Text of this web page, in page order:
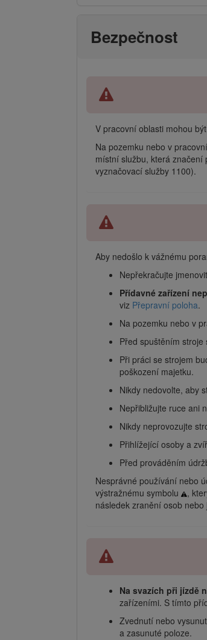
Bezpečnost
V pracovní oblasti mohou
Na pozemku nebo v
místní službu, která značení
vyznačovací služby 1100).
Aby nedošlo k vážnému
Nepřekračujte
Přídavné zařízení
viz Přepravní poloha.
Na pozemku nebo v
Před spuštěním stroje
Při práci se strojem
poškození majetku.
Nikdy nedovolte, aby
Nepřibližujte ruce ani
Nikdy neprovozujte
Přihlížející osoby a
Před prováděním
Nesprávné používání nebo
výstražnému symbolu
,
následek zranění osob nebo
Na svazích při jízdě
zařízeními. S tímto
Zvednutí nebo
a zasunuté poloze.